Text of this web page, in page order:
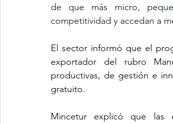
de que más micro,
competitividad y accedan a
El sector informó que el
exportador del rubro
productivas, de gestión e
gratuito.
Mincetur explicó que las